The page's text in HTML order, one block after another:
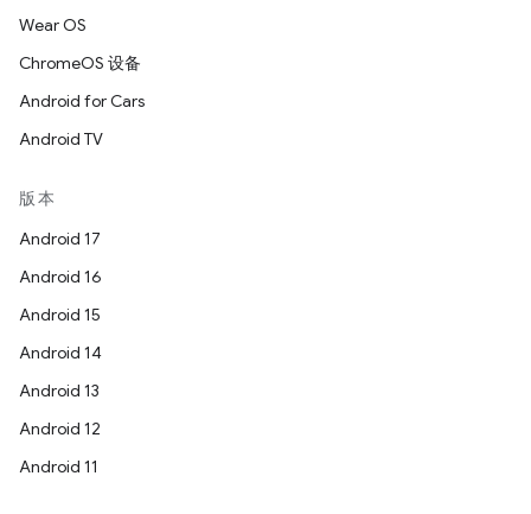
Wear OS
ChromeOS 设备
Android for Cars
Android TV
版本
Android 17
Android 16
Android 15
Android 14
Android 13
Android 12
Android 11